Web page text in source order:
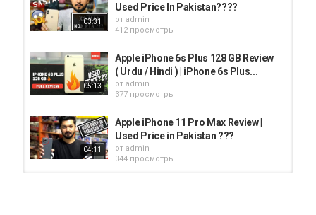
03:31
Used Price In Pakistan????
от admin
412 просмотры
05:13
Apple iPhone 6s Plus 128 GB Review
( Urdu / Hindi ) | iPhone 6s Plus...
от admin
377 просмотры
04:11
Apple iPhone 11 Pro Max Review |
Used Price in Pakistan ???
от admin
344 просмотры